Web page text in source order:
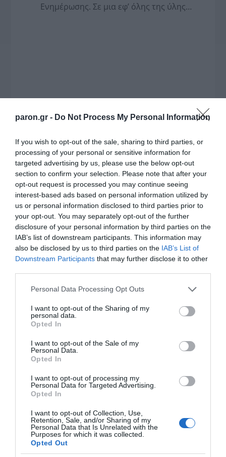
paron.gr - Do Not Process My Personal Information
If you wish to opt-out of the sale, sharing to third parties, or
processing of your personal or sensitive information for
targeted advertising by us, please use the below opt-out
section to confirm your selection. Please note that after your
opt-out request is processed you may continue seeing
interest-based ads based on personal information utilized by
us or personal information disclosed to third parties prior to
your opt-out. You may separately opt-out of the further
disclosure of your personal information by third parties on the
IAB’s list of downstream participants. This information may
also be disclosed by us to third parties on the IAB’s List of
Downstream Participants that may further disclose it to other
Please note that this website/app uses one or more Google
not limited to your visit or usage behaviour. You may click to
grant or deny consent to Google and its third-party tags to
use your data for below specified purposes in below Google
consent section.
Personal Data Processing Opt Outs
I want to opt-out of the Sharing of my
personal data.
Opted In
I want to opt-out of the Sale of my
Personal Data.
Opted In
I want to opt-out of processing my
Personal Data for Targeted Advertising.
Opted In
I want to opt-out of Collection, Use,
Retention, Sale, and/or Sharing of my
Personal Data that Is Unrelated with the
Purposes for which it was collected.
Opted Out
Ενημέρωσης. Σε μια εφ’ όλης της ύλης
Η ΣΤΗΛΗ ΜΑΣ
της Ζωής μας
Οι άνθρωποι, οι αυθεντικές ιστορίες,
το ελληνικό καλοκαίρι και ένας
πολιτισμός που μας ενώνει κάθε μέρα.